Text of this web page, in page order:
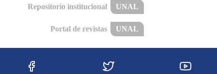
Repositorio institucional UNAL
Portal de revistas UNAL